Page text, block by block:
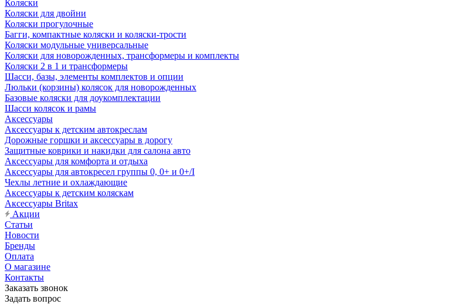
Коляски
Коляски для двойни
Коляски прогулочные
Багги, компактные коляски и коляски-трости
Коляски модульные универсальные
Коляски для новорожденных, трансформеры и комплекты
Коляски 2 в 1 и трансформеры
Шасси, базы, элементы комплектов и опции
Люльки (корзины) колясок для новорожденных
Базовые коляски для доукомплектации
Шасси колясок и рамы
Аксессуары
Аксессуары к детским автокреслам
Дорожные горшки и аксессуары в дорогу
Защитные коврики и накидки для салона авто
Аксессуары для комфорта и отдыха
Аксессуары для автокресел группы 0, 0+ и 0+/I
Чехлы летние и охлаждающие
Аксессуары к детским коляскам
Аксессуары Britax
Акции
Статьи
Новости
Бренды
Оплата
О магазине
Контакты
Заказать звонок
Задать вопрос